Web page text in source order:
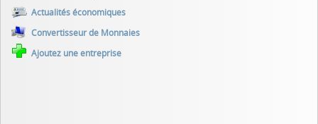
Actualités économiques
Convertisseur de Monnaies
Ajoutez une entreprise